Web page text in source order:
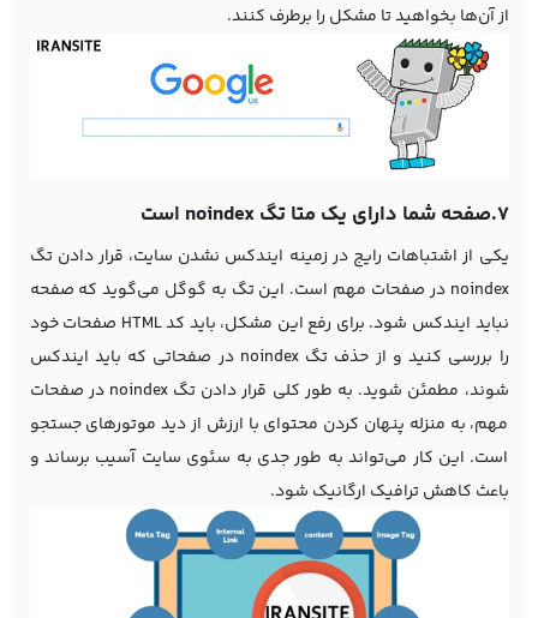
از آن‌ها بخواهید تا مشکل را برطرف کنند.
7.صفحه شما دارای یک متا تگ noindex است
یکی از اشتباهات رایج در زمینه ایندکس نشدن سایت، قرار دادن تگ
noindex در صفحات مهم است. این تگ به گوگل می‌گوید که صفحه
نباید ایندکس شود. برای رفع این مشکل، باید کد HTML صفحات خود
را بررسی کنید و از حذف تگ noindex در صفحاتی که باید ایندکس
شوند، مطمئن شوید. به طور کلی قرار دادن تگ noindex در صفحات
مهم، به منزله پنهان کردن محتوای با ارزش از دید موتورهای جستجو
است. این کار می‌تواند به طور جدی به سئوی سایت آسیب برساند و
باعث کاهش ترافیک ارگانیک شود.